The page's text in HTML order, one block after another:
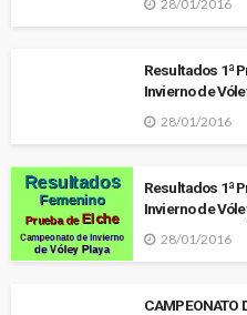
28/01/2016
Resultados 1ª
Invierno de
28/01/2016
Resultados 1ª
Invierno de
28/01/2016
CAMPEONATO